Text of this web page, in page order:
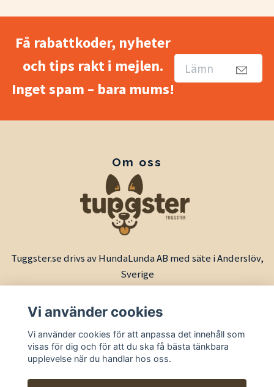
Få rabattkoder, nyheter
och tips rakt i mejlen.
Inget spam – bara mums!
Om oss
Tuggster.se drivs av HundaLunda AB med säte i Anderslöv,
Sverige
Vi använder cookies
Vi använder cookies för att anpassa det innehåll som
visas för dig och för att du ska få bästa tänkbara
upplevelse när du handlar hos oss.